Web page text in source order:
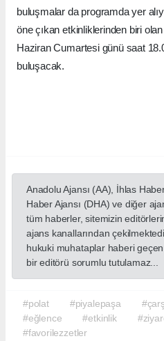
buluşmalar da programda yer
öne çıkan etkinliklerinden biri
Haziran Cumartesi günü saat
buluşacak.
Anadolu Ajansı (AA), İhlas
Haber Ajansı (DHA) ve diğer
tüm haberler, sitemizin
ajans kanallarından
hukuki muhataplar haberi
bir editörü sorumlu tutulamaz...
#polat #piyalepaşa
#eğlence
#etkinlik
#favorilezzetler